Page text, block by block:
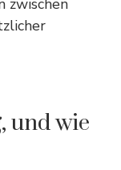
zwischen
und wie